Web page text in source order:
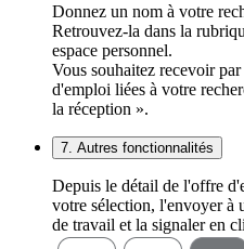
Donnez un nom à votre
Retrouvez-la dans la
espace personnel.
Vous souhaitez recevoir
d'emploi liées à votre
la réception ».
7. Autres fonctionnalités
Depuis le détail de l'offre
votre sélection, l'envoyer à
de travail et la signaler en